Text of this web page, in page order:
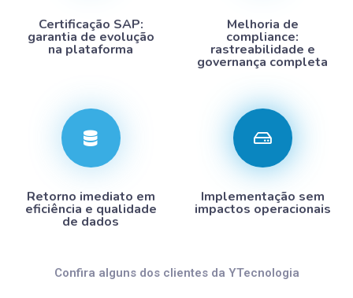
Certificação SAP:
garantia de evolução
na plataforma
Melhoria de
compliance:
rastreabilidade e
governança completa
Retorno imediato em
eficiência e qualidade
de dados
Implementação sem
impactos operacionais
Confira alguns dos clientes da YTecnologia